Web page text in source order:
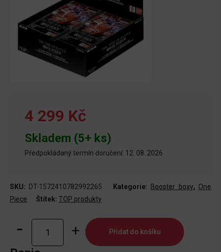
4 299 Kč
Skladem (5+ ks)
Předpokládaný termín doručení: 12. 08. 2026
SKU: DT-1572410782992265 Kategorie: Booster boxy, One
Piece
Štítek: TOP produkty
Piece
TCG:
Přidat do košíku